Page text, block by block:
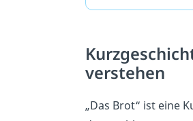
verstehen
„Das Brot“ ist eine